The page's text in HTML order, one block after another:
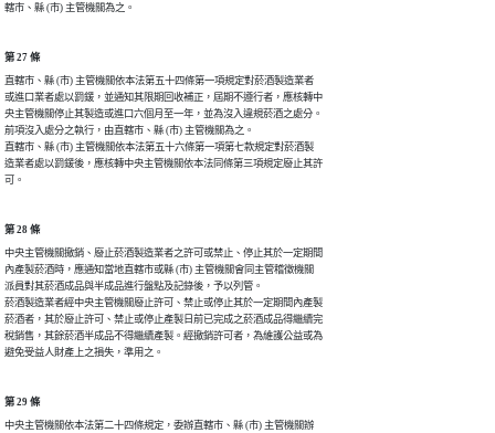
轄市、縣 (市) 主管機關為之。
第 27 條
直轄市、縣 (市) 主管機關依本法第五十四條第一項規定對菸酒製造業者
或進口業者處以罰鍰，並通知其限期回收補正，屆期不遵行者，應核轉中
央主管機關停止其製造或進口六個月至一年，並為沒入違規菸酒之處分。
前項沒入處分之執行，由直轄市、縣 (市) 主管機關為之。
直轄市、縣 (市) 主管機關依本法第五十六條第一項第七款規定對菸酒製
造業者處以罰鍰後，應核轉中央主管機關依本法同條第三項規定廢止其許
可。
第 28 條
中央主管機關撤銷、廢止菸酒製造業者之許可或禁止、停止其於一定期間
內產製菸酒時，應通知當地直轄市或縣 (市) 主管機關會同主管稽徵機關
派員對其菸酒成品與半成品進行盤點及記錄後，予以列管。
菸酒製造業者經中央主管機關廢止許可、禁止或停止其於一定期間內產製
菸酒者，其於廢止許可、禁止或停止產製日前已完成之菸酒成品得繼續完
稅銷售，其餘菸酒半成品不得繼續產製。經撤銷許可者，為維護公益或為
避免受益人財產上之損失，準用之。
第 29 條
中央主管機關依本法第二十四條規定，委辦直轄市、縣 (市) 主管機關辦